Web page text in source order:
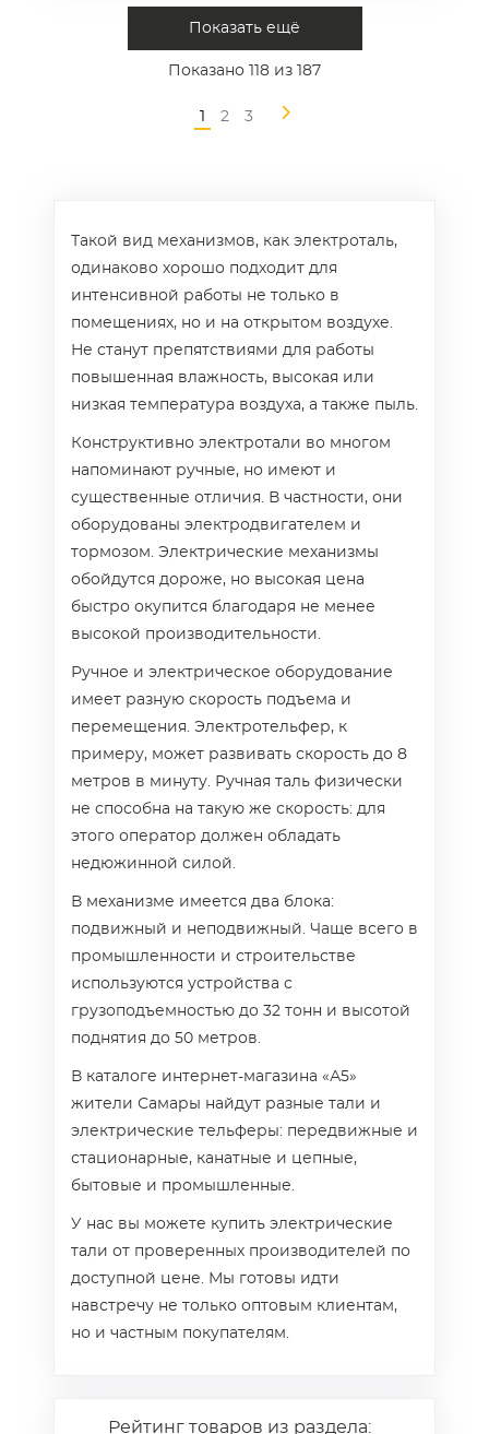
Показать ещё
Показано 118 из 187
2 3
Такой вид механизмов, как электроталь,
одинаково хорошо подходит для
интенсивной работы не только в
помещениях, но и на открытом воздухе.
Не станут препятствиями для работы
повышенная влажность, высокая или
низкая температура воздуха, а также пыль.
Конструктивно электротали во многом
напоминают ручные, но имеют и
существенные отличия. В частности, они
оборудованы электродвигателем и
тормозом. Электрические механизмы
обойдутся дороже, но высокая цена
быстро окупится благодаря не менее
высокой производительности.
Ручное и электрическое оборудование
имеет разную скорость подъема и
перемещения. Электротельфер, к
примеру, может развивать скорость до 8
метров в минуту. Ручная таль физически
не способна на такую же скорость: для
этого оператор должен обладать
недюжинной силой.
В механизме имеется два блока:
подвижный и неподвижный. Чаще всего в
промышленности и строительстве
используются устройства с
грузоподъемностью до 32 тонн и высотой
поднятия до 50 метров.
В каталоге интернет-магазина «А5»
жители Самары найдут разные тали и
электрические тельферы: передвижные и
стационарные, канатные и цепные,
бытовые и промышленные.
У нас вы можете купить электрические
тали от проверенных производителей по
доступной цене. Мы готовы идти
навстречу не только оптовым клиентам,
но и частным покупателям.
Рейтинг товаров из раздела: